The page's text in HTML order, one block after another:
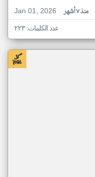
Jan 01, 2026
منذ ٧ أشهر
عدد الكلمات: ٢٢٣